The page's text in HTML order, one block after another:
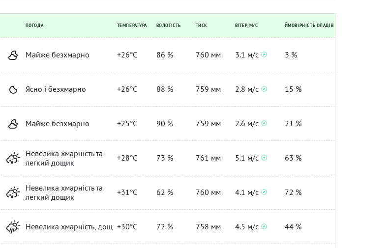
ПОГОДА ТЕМПЕРАТУРА ВОЛОГІСТЬ ТИСК ВІТЕР, М/С ЙМОВІРНІСТЬ ОПАДІВ
Майже безхмарно +26°C 86 % 760 мм 3.1 м/с 3 %
Ясно і безхмарно +26°C 88 % 759 мм 2.8 м/с 15 %
Майже безхмарно +25°C 90 % 759 мм 2.6 м/с 21 %
Невелика хмарність та
легкий дощик
+28°C 73 % 761 мм 5.1 м/с 63 %
Невелика хмарність та
легкий дощик
+31°C 62 % 760 мм 4.1 м/с 72 %
Невелика хмарність, дощ +30°C 72 % 758 мм 4.5 м/с 44 %